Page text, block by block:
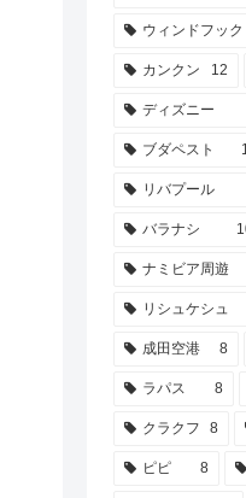
ウィンドフック
カンクン 12
ディズニー
ブダペスト
リバプール
バラナシ
ナミビア周遊
リシュケシュ
成田空港 8
ラパス 8
クラクフ 8
ピピ 8